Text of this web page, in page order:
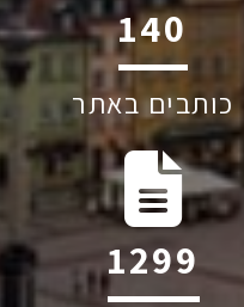
191
כותבים באתר
1776